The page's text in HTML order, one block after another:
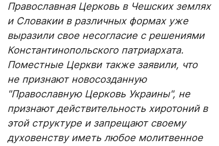
Православная Церковь в Чешских землях
и Словакии в различных формах уже
выразили свое несогласие с решениями
Константинопольского патриархата.
Поместные Церкви также заявили, что
не признают новосозданную
"Православную Церковь Украины", не
признают действительность хиротоний в
этой структуре и запрещают своему
духовенству иметь любое молитвенное